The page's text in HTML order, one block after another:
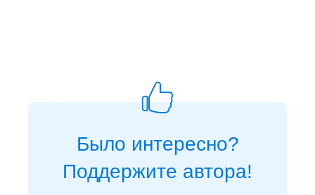
Было интересно?
Поддержите автора!